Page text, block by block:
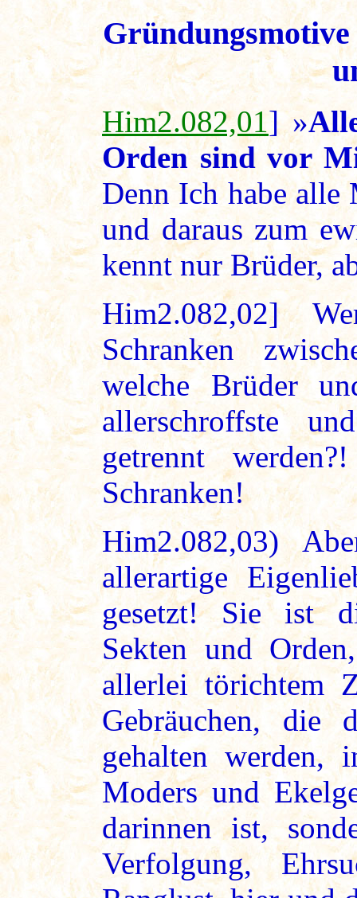
Him2.082,01] »
Orden sind vor
Denn Ich habe alle
und daraus zum
kennt nur Brüder,
Him2.082,02]
Schranken
welche Brüder
allerschroffste
getrennt
Schranken!
Him2.082,03)
allerartige
gesetzt! Sie ist
Sekten und
allerlei törichtem
Gebräuchen, die
gehalten werden,
Moders und
darinnen ist,
Verfolgung,